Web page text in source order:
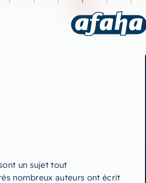
un sujet tout
nombreux auteurs ont écrit